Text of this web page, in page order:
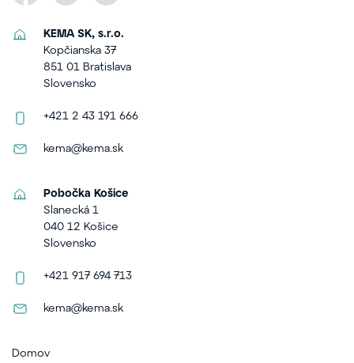
KEMA SK, s.r.o.
Kopčianska 37
851 01 Bratislava
Slovensko
+421 2 43 191 666
kema@kema.sk
Pobočka Košice
Slanecká 1
040 12 Košice
Slovensko
+421 917 694 713
kema@kema.sk
Domov